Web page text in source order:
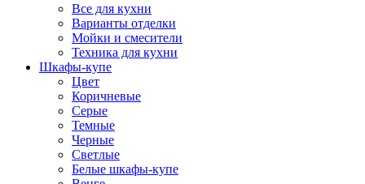
Все для кухни
Варианты отделки
Мойки и смесители
Техника для кухни
Шкафы-купе
Цвет
Коричневые
Серые
Темные
Черные
Светлые
Белые шкафы-купе